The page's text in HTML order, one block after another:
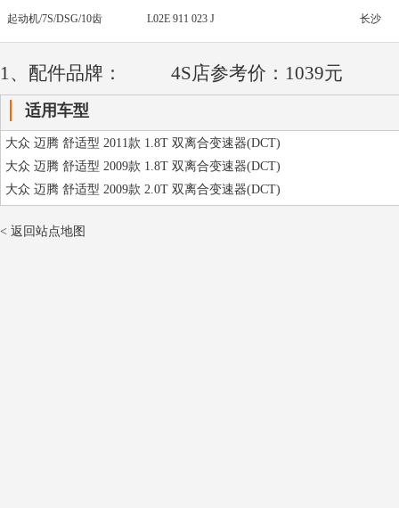
起动机/7S/DSG/10齿 L02E 911 023 J 长沙
1、配件品牌： 4S店参考价：1039元
适用车型
大众 迈腾 舒适型 2011款 1.8T 双离合变速器(DCT)
大众 迈腾 舒适型 2009款 1.8T 双离合变速器(DCT)
大众 迈腾 舒适型 2009款 2.0T 双离合变速器(DCT)
< 返回站点地图